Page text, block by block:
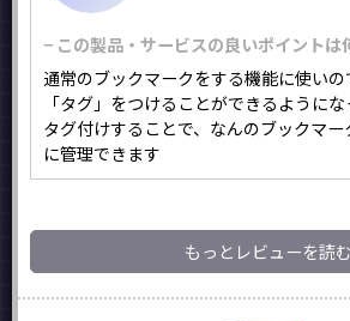
− この製品・サービスの良いポイントは
通常のブックマークをする機能に使い
「タグ」をつけることができるようにな
タグ付けすることで、なんのブックマ
に管理できます
もっとレビューを読む